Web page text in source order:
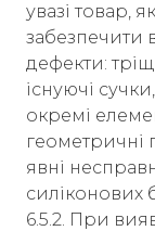
увазі товар,
забезпечити
дефекти:
існуючі
окремі
геометричні
явні
силіконових
6.5.2. При